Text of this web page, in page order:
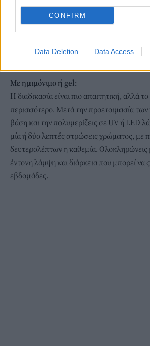
CONFIRM
Data Deletion Data Access
Με ημιμόνιμο ή gel:
Η διαδικασία είναι πιο απαιτητική, αλλά
περισσότερο. Μετά την προετοιμασία των
βάση και την πολυμερίζεις σε UV ή LED
μία ή δύο λεπτές στρώσεις χρώματος, με
δευτερολέπτων η καθεμία. Ολοκληρώνεις
έντονη λάμψη και διάρκεια που μπορεί να
εβδομάδες.